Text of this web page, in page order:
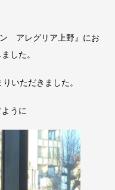
アレグリア上野』にお
した。
いただきました。
うに